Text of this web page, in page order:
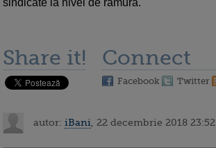
sindicate la nivel de ramură.
Share it! Connect
Facebook Twitter
autor: iBani , 22 decembrie 2018 23:52